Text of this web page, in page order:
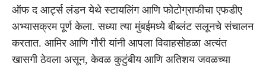
ऑफ द आर्ट्स लंडन येथे स्टायलिंग आणि फोटोग्राफीचा एफडीए
अभ्यासक्रम पूर्ण केला. सध्या त्या मुंबईमध्ये बीब्लंट सलूनचे संचालन
करतात. आमिर आणि गौरी यांनी आपला विवाहसोहळा अत्यंत
खासगी ठेवला असून, केवळ कुटुंबीय आणि अतिशय जवळच्या